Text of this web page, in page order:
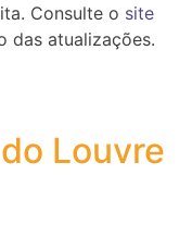
Consulte o site
das atualizações.
Louvre